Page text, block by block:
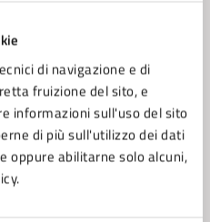
di navigazione e di
fruizione del sito, e
informazioni sull'uso del sito
di più sull'utilizzo dei dati
oppure abilitarne solo alcuni,